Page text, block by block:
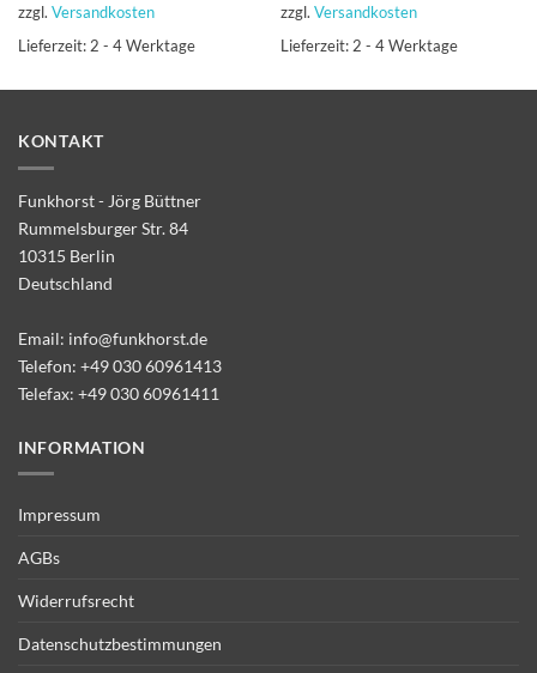
zzgl. Versandkosten
Lieferzeit: 2 - 4 Werktage
zzgl. Versandkosten
Lieferzeit: 2 - 4 Werktage
KONTAKT
Funkhorst - Jörg Büttner
Rummelsburger Str. 84
10315 Berlin
Deutschland
Email: info@funkhorst.de
Telefon: +49 030 60961413
Telefax: +49 030 60961411
INFORMATION
Impressum
AGBs
Widerrufsrecht
Datenschutzbestimmungen